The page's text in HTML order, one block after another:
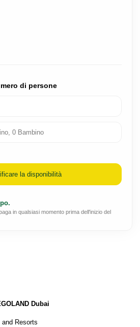
Dubai
and Resorts
di persone
0 Bambino
la disponibilità
in qualsiasi momento prima dell'inizio del